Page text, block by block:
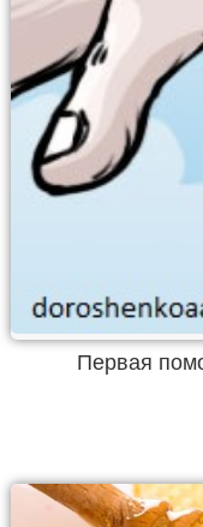
Первая